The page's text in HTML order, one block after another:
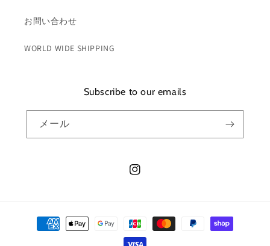
お問い合わせ
WORLD WIDE SHIPPING
Subscribe to our emails
メール
Instagram